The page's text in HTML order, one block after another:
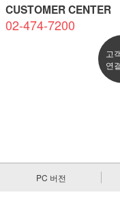
CUSTOMER CENTER
02-474-7200
고
연
PC 버전